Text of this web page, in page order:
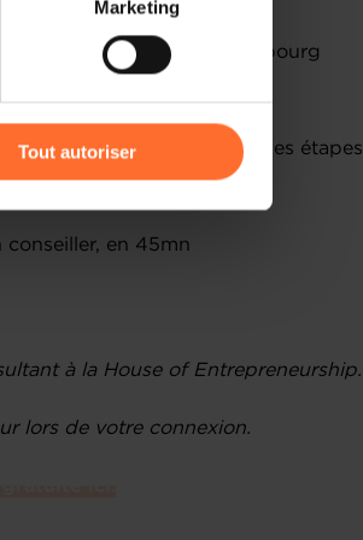
être affectées en
Marketing
Tout autoriser
entrepreneurs au Luxembourg
et fiscaux à connaître
d’établissement et les étapes
conseiller, en 45mn
à la House of Entrepreneurship.
lors de votre connexion.